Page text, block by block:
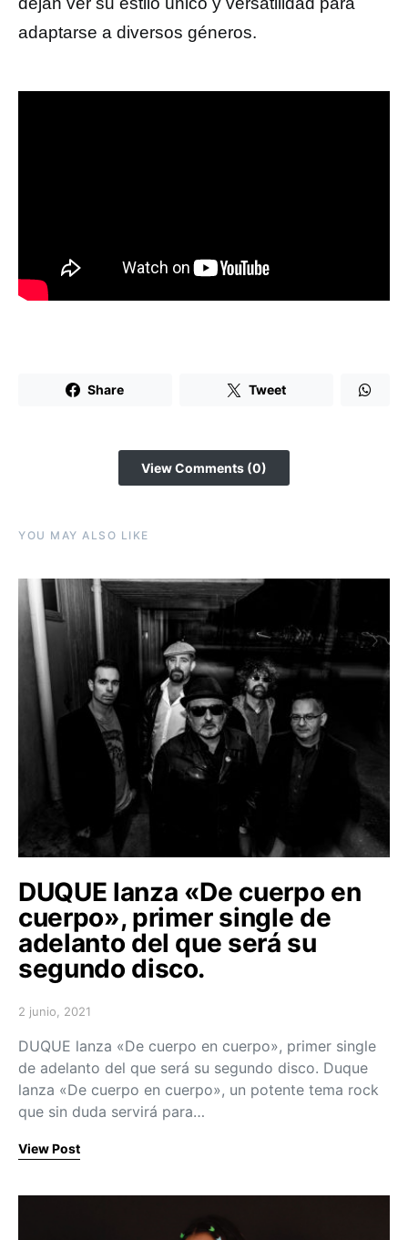
adaptarse a diversos géneros.
Share Tweet
View Comments (0)
YOU MAY ALSO LIKE
DUQUE lanza «De cuerpo en
cuerpo», primer single de
adelanto del que será su
segundo disco.
Posted on
2 junio, 2021
DUQUE lanza «De cuerpo en cuerpo», primer single
de adelanto del que será su segundo disco. Duque
lanza «De cuerpo en cuerpo», un potente tema rock
que sin duda servirá para…
View Post